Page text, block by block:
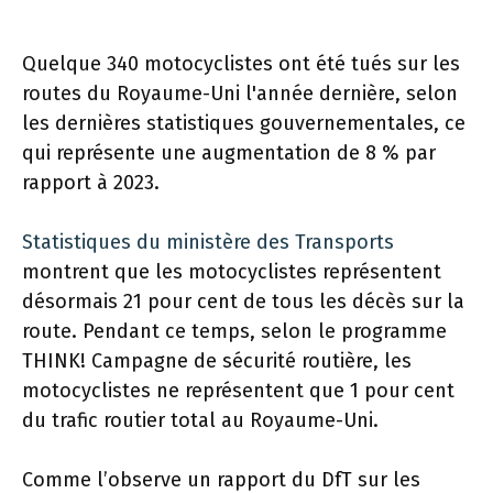
Quelque 340 motocyclistes ont été tués sur les
routes du Royaume-Uni l'année dernière, selon
les dernières statistiques gouvernementales, ce
qui représente une augmentation de 8 % par
rapport à 2023.
Statistiques du ministère des Transports
montrent que les motocyclistes représentent
désormais 21 pour cent de tous les décès sur la
route. Pendant ce temps, selon le programme
THINK! Campagne de sécurité routière, les
motocyclistes ne représentent que 1 pour cent
du trafic routier total au Royaume-Uni.
Comme l’observe un rapport du DfT sur les